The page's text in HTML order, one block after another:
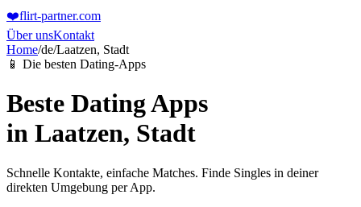
❤️flirt-partner.com
Über unsKontakt
Home/de/Laatzen, Stadt
📱 Die besten Dating-Apps
Beste Dating Apps
in Laatzen, Stadt
Schnelle Kontakte, einfache Matches. Finde Singles in deiner
direkten Umgebung per App.